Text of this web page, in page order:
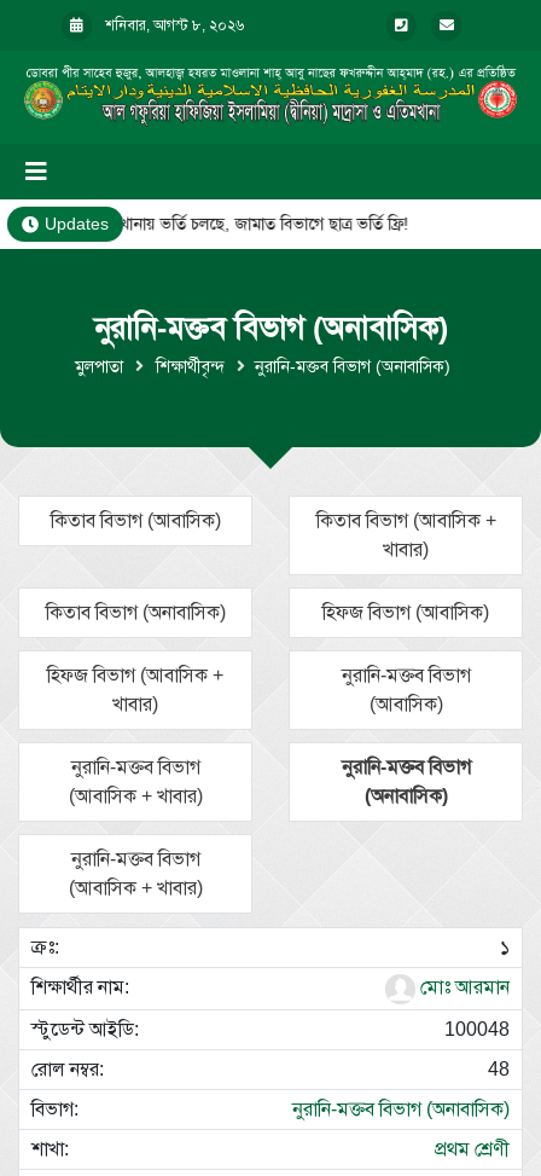
শনিবার, আগস্ট ৮, ২০২৬
Updates
মাদ্রাসা ও এতিমখানায় ভর্তি চলছে, জামাত বিভাগে ছাত্র ভর্তি ফ্রি!
নুরানি-মক্তব বিভাগ (অনাবাসিক)
মুলপাতা শিক্ষার্থীবৃন্দ নুরানি-মক্তব বিভাগ (অনাবাসিক)
কিতাব বিভাগ (আবাসিক)
কিতাব বিভাগ (আবাসিক +
খাবার)
কিতাব বিভাগ (অনাবাসিক) হিফজ বিভাগ (আবাসিক)
হিফজ বিভাগ (আবাসিক +
খাবার)
নুরানি-মক্তব বিভাগ
(আবাসিক)
নুরানি-মক্তব বিভাগ
(আবাসিক + খাবার)
নুরানি-মক্তব বিভাগ
(অনাবাসিক)
নুরানি-মক্তব বিভাগ
(আবাসিক + খাবার)
১
মোঃ আরমান
100048
48
নুরানি-মক্তব বিভাগ (অনাবাসিক)
প্রথম শ্রেণী